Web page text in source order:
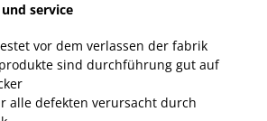
service
vor dem verlassen der fabrik
sind durchführung gut auf
alle defekten verursacht durch